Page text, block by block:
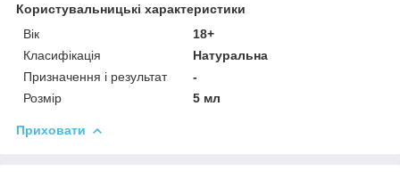
Користувальницькі характеристики
Вік
18+
Класифікація
Натуральна
Призначення і результат
-
Розмір
5 мл
Приховати